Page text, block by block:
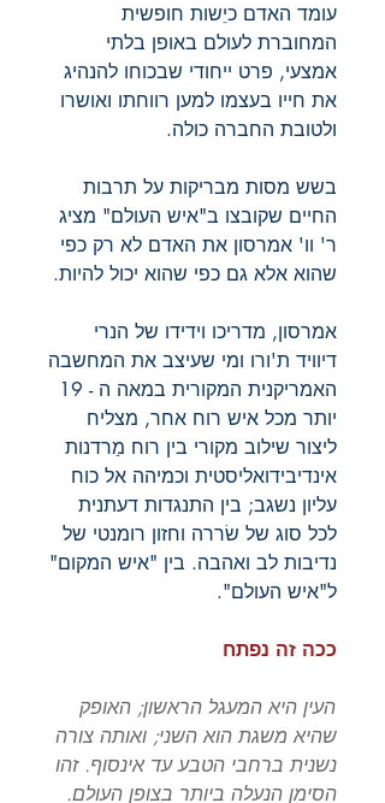
עומד האדם כיֵשות חופשית
המחוברת לעולם באופן בלתי
אמצעי, פרט ייחודי שבכוחו להנהיג
את חייו בעצמו למען רווחתו ואושרו
ולטובת החברה כולה.
בשש מסות מבריקות על תרבות
החיים שקובצו ב"איש העולם" מציג
ר' וו' אמרסון את האדם לא רק כפי
שהוא אלא גם כפי שהוא יכול להיות.
אמרסון, מדריכו וידידו של הנרי
דיוויד ת'ורו ומי שעיצב את המחשבה
האמריקנית המקורית במאה ה - 19
יותר מכל איש רוח אחר, מצליח
ליצור שילוב מקורי בין רוח מַרדנות
אינדיבידואליסטית וכמיהה אל כוח
עליון נשגב; בין התנגדות דעתנית
לכל סוג של שׂררה וחזון רומנטי של
נדיבות לב ואהבה. בין "איש המקום"
ל"איש העולם".
ככה זה נפתח
העין היא המעגל הראשון; האופק
שהיא משגת הוא השני; ואותה צורה
נשנית ברחבי הטבע עד אינסוף. זהו
הסימן הנעלה ביותר בצופן העולם.